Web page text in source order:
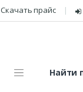
Скачать прайс
Найти